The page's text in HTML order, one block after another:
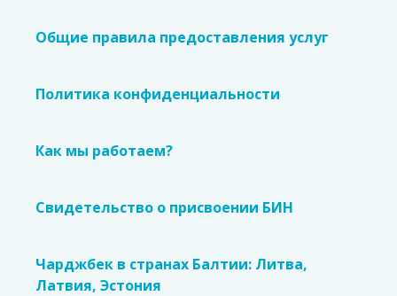
Общие правила предоставления услуг
Политика конфиденциальности
Как мы работаем?
Свидетельство о присвоении БИН
Чарджбек в странах Балтии: Литва,
Латвия, Эстония